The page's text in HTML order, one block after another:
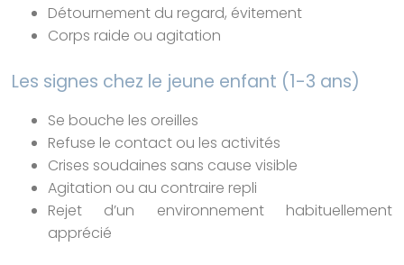
Détournement du regard, évitement
Corps raide ou agitation
Les signes chez le jeune enfant (1-3 ans)
Se bouche les oreilles
Refuse le contact ou les activités
Crises soudaines sans cause visible
Agitation ou au contraire repli
Rejet d’un environnement habituellement
apprécié